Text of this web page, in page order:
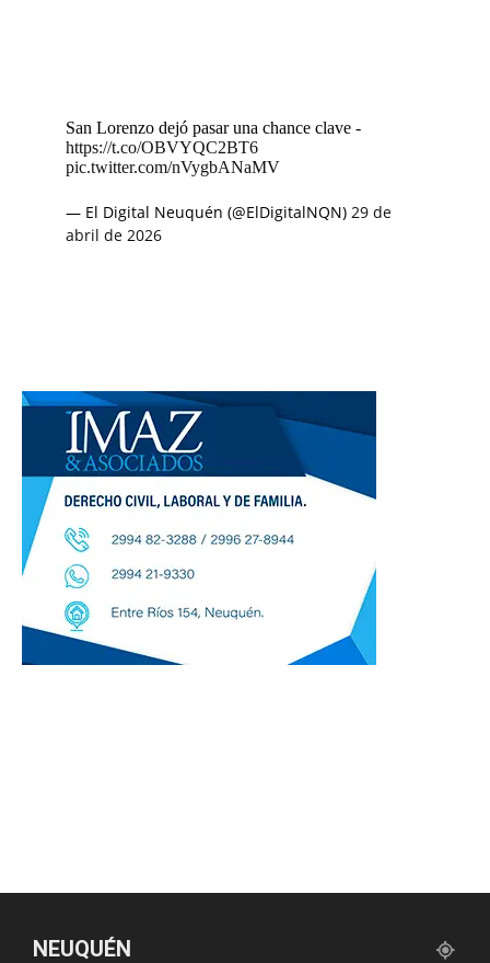
San Lorenzo dejó pasar una chance clave -
https://t.co/OBVYQC2BT6
pic.twitter.com/nVygbANaMV
— El Digital Neuquén (@ElDigitalNQN) 29 de
abril de 2026
NEUQUÉN